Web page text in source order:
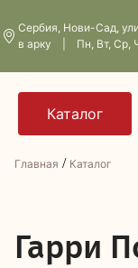
Сербия, Нови-Сад,
в арку | Пн, Вт, Ср,
Главная / Каталог
Гарри